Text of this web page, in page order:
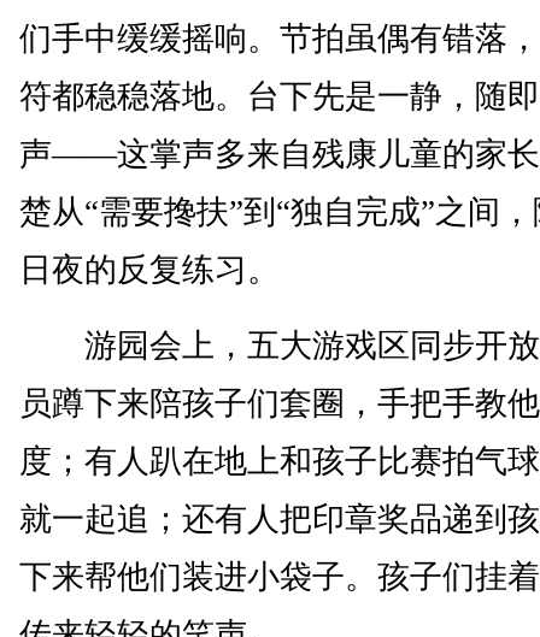
们手中缓缓摇响。节拍虽偶有错落
符都稳稳落地。台下先是一静，随
声——这掌声多来自残康儿童的家
楚从“需要搀扶”到“独自完成”之间
日夜的反复练习。
游园会上，五大游戏区同步开放
员蹲下来陪孩子们套圈，手把手教
度；有人趴在地上和孩子比赛拍气
就一起追；还有人把印章奖品递到
下来帮他们装进小袋子。孩子们挂